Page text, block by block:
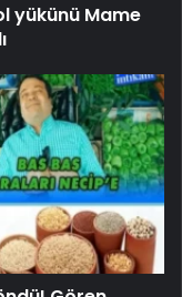
yükünü Mame